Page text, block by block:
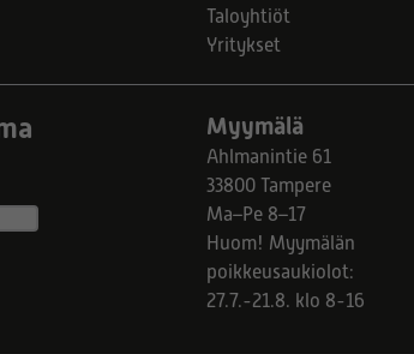
Taloyhtiöt
Yritykset
Myymälä
Ahlmanintie 61
33800 Tampere
Ma–Pe 8–17
Huom! Myymälän
poikkeusaukiolot:
27.7.-21.8. klo 8-16